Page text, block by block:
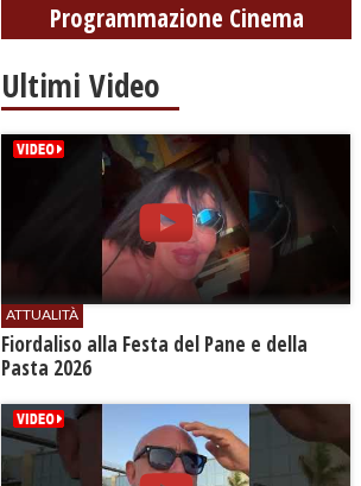
Programmazione Cinema
Ultimi Video
ATTUALITÀ
Fiordaliso alla Festa del Pane e della
Pasta 2026